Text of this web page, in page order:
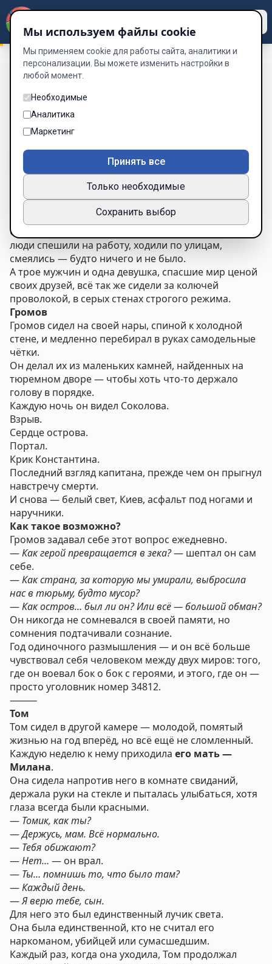
Таинственный Остров «Наследник»
Эпилог.
Глава 15 из 15
Шрифт
ЭПИЛОГ
Прошёл
целый год.
Солнце меняло сезоны, Киев жил своей жизнью,
люди спешили на работу, ходили по улицам,
смеялись — будто ничего и не было.
А трое мужчин и одна девушка, спасшие мир ценой
своих друзей, всё так же сидели за колючей
проволокой, в серых стенах строгого режима.
Громов
Громов сидел на своей нары, спиной к холодной
стене, и медленно перебирал в руках самодельные
чётки.
Он делал их из маленьких камней, найденных на
тюремном дворе — чтобы хоть что-то держало
голову в порядке.
Каждую ночь он видел Соколова.
Взрыв.
Сердце острова.
Портал.
Крик Константина.
Последний взгляд капитана, прежде чем он прыгнул
навстречу смерти.
И снова — белый свет, Киев, асфальт под ногами и
наручники.
Как такое возможно?
Громов задавал себе этот вопрос ежедневно.
—Как герой превращается в зека?— шептал он сам
себе.
—Как страна, за которую мы умирали, выбросила
нас в тюрьму, будто мусор?
—Как остров… был ли он? Или всё — большой обман?
Он никогда не сомневался в своей памяти, но
сомнения подтачивали сознание.
Год одиночного размышления — и он всё больше
чувствовал себя человеком между двух миров: того,
где он воевал бок о бок с героями, и этого, где он —
просто уголовник номер 34812.
⸻
Том
Том сидел в другой камере — молодой, помятый
жизнью на год вперёд, но всё ещё не сломленный.
Каждую неделю к нему приходила его мать —
Милана.
Она сидела напротив него в комнате свиданий,
держала руки на стекле и пыталась улыбаться, хотя
глаза всегда были красными.
— Томик, как ты?
—Держусь, мам. Всё нормально.
— Тебя обижают?
—Нет… — он врал.
— Ты… помнишь то, что было там?
—Каждый день.
—Я верю тебе, сын.
Для него это был единственный лучик света.
Она была единственной, кто не считал его
наркоманом, убийцей или сумасшедшим.
Каждый раз, когда она уходила, Том продолжал
Мы используем файлы cookie
Мы применяем cookie для работы сайта, аналитики и
персонализации. Вы можете изменить настройки в
любой момент.
Необходимые
Аналитика
Маркетинг
Принять все
Только необходимые
Сохранить выбор